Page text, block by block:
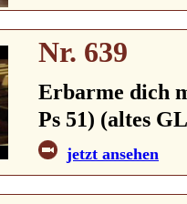
Nr. 639
Erbarme dich
Ps 51) (altes
jetzt ansehen